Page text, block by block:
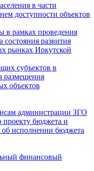
в части
доступности объектов
в рамках проведения
развития
рынках Иркутской
субъектов в
размещения
объектов
администрации ЗГО
бюджета и
об исполнении бюджета
финансовый